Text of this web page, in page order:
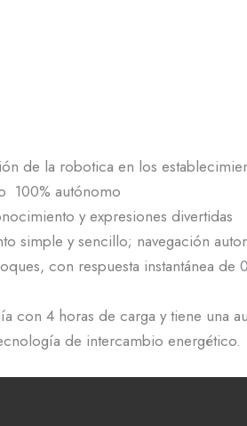
fruterías
de la robotica en los
100% autónomo
y expresiones divertidas
simple y sencillo; navegación
con respuesta instantánea de
con 4 horas de carga y tiene una
de intercambio energético.